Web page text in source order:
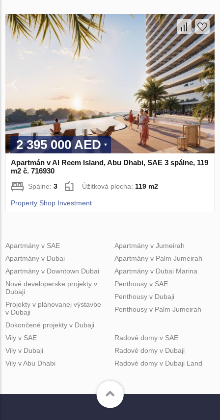
2 395 000 AED
Apartmán v Al Reem Island, Abu Dhabi, SAE 3 spálne, 119
m2 č. 716930
Spálne:3 Úžitková plocha: 119 m2
Property Shop Investment
Apartmány v SAE
Apartmány v Dubai
Apartmány v Downtown Dubai
Apartmány v Jumeirah
Apartmány v Palm Jumeirah
Apartmány v Dubai Marina
Nové developerske projekty v
Dubaji
Projekty v plánovanej výstavbe
v Dubaji
Dokončené projekty v Dubaji
Penthousy v SAE
Penthousy v Dubaji
Penthousy v Palm Jumeirah
Vily v SAE
Vily v Dubaji
Vily v Abu Dhabi
Radové domy v SAE
Radové domy v Dubaji
Radové domy v Dubaji Land